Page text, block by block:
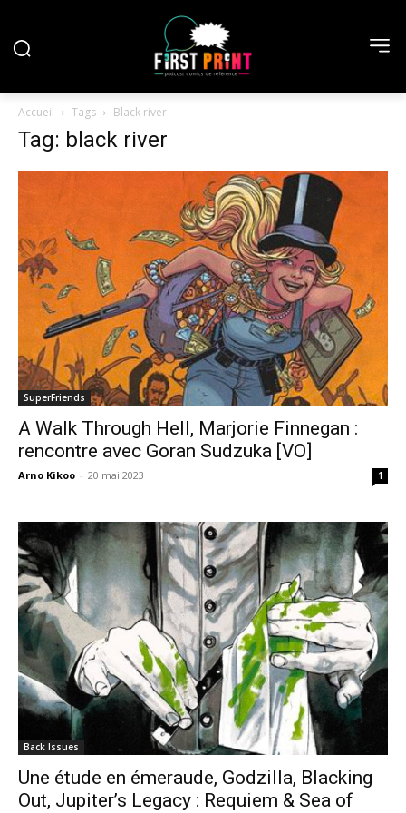
Accueil Tags Black river
Tag: black river
SuperFriends
A Walk Through Hell, Marjorie Finnegan :
rencontre avec Goran Sudzuka [VO]
Arno Kikoo - 20 mai 2023 1
Back Issues
Une étude en émeraude, Godzilla, Blacking
Out, Jupiter’s Legacy : Requiem & Sea of